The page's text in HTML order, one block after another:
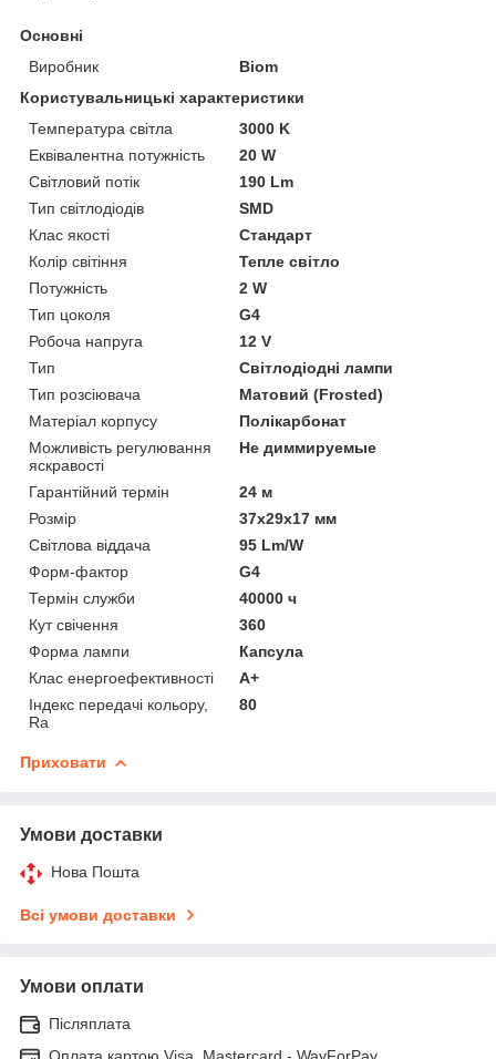
Основні
Виробник
Biom
Користувальницькі характеристики
Температура світла
3000 K
Еквівалентна потужність
20 W
Світловий потік
190 Lm
Тип світлодіодів
SMD
Клас якості
Стандарт
Колір світіння
Тепле світло
Потужність
2 W
Тип цоколя
G4
Робоча напруга
12 V
Тип
Світлодіодні лампи
Тип розсіювача
Матовий (Frosted)
Матеріал корпусу
Полікарбонат
Можливість регулювання
яскравості
Не диммируемые
Гарантійний термін
24 м
Розмір
37x29x17 мм
Світлова віддача
95 Lm/W
Форм-фактор
G4
Термін служби
40000 ч
Кут свічення
360
Форма лампи
Капсула
Клас енергоефективності
A+
Індекс передачі кольору,
Ra
80
Приховати
Умови доставки
Нова Пошта
Всі умови доставки
Умови оплати
Післяплата
Оплата картою Visa, Mastercard - WayForPay